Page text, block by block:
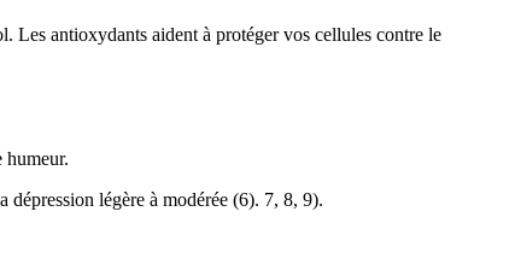
Les antioxydants aident à protéger vos cellules contre le
humeur.
dépression légère à modérée (6). 7, 8, 9).